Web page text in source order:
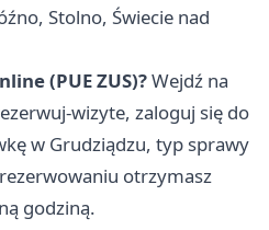
Stolno, Świecie nad
(PUE ZUS)?Wejdź na
wizyte, zaloguj się do
w Grudziądzu, typ sprawy
otrzymasz
godziną.